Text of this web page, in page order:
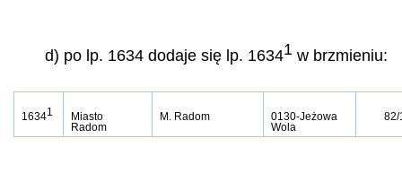
d) po lp. 1634 dodaje się lp. 16341 w brzmieniu:
16341
Miasto
Radom
M. Radom
0130-Jeżowa
Wola
82/